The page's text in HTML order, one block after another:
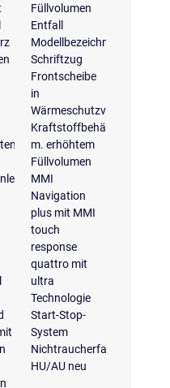
Füllvolumen
Entfall
Modellbezeichnung
Schriftzug
Frontscheibe
in
Wärmeschutzverglasung
Kraftstoffbehälter
m. erhöhtem
Füllvolumen
MMI
Navigation
plus mit MMI
touch
response
quattro mit
ultra
Technologie
Start-Stop-
System
Nichtraucherfahrzeug
HU/AU neu